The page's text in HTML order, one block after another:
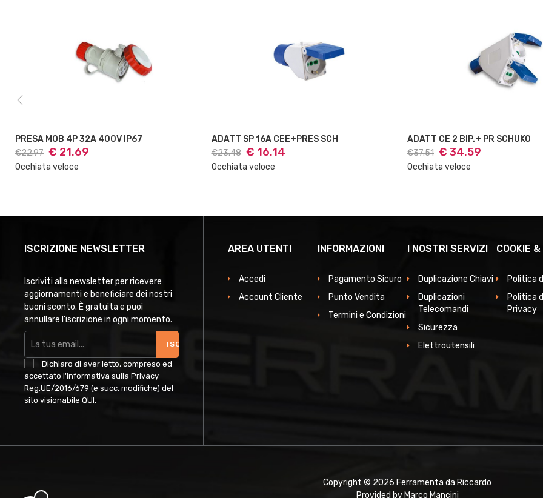
ADATT SP 16A CEE+PRES SCH
€23.48
€ 16.14
Occhiata veloce
ADATT CE 2 BIP.+ PR SCHUKO
€37.51 € 34.59
Occhiata veloce
ADATTAT.1SP BLU 2 PRE CE
€35.35 € 33.41
Occhiata veloce
ISCRIZIONE NEWSLETTER
Iscriviti alla newsletter per ricevere
aggiornamenti e beneficiare dei nostri
buoni sconto. È gratuita e puoi
annullare l'iscrizione in ogni momento.
ISCRIVITI
Dichiaro di aver letto, compreso ed
accettato l'Informativa sulla Privacy
Reg.UE/2016/679 (e succ. modifiche) del
sito visionabile QUI.
AREA UTENTI
Accedi
Account Cliente
INFORMAZIONI
Pagamento Sicuro
Punto Vendita
Termini e Condizioni
I NOSTRI SERVIZI
Duplicazione Chiavi
Duplicazioni
Telecomandi
Sicurezza
Elettroutensili
COOKIE
Politica
Politica
Privacy
Copyright © 2026 Ferramenta da Riccardo
Provided by Marco Mancini